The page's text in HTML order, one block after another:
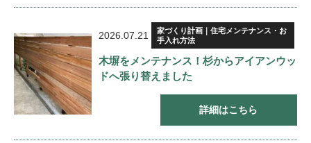
2026.07.21
家づくり計画｜住宅メンテナンス・お
手入れ方法
木塀をメンテナンス！杉からアイアンウッ
ドへ張り替えました
詳細はこちら